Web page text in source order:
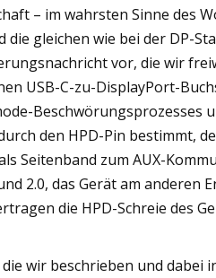
– im wahrsten Sinne des
gleichen wie bei der DP-
vor, die wir
USB-C-zu-DisplayPort-
Beschwörungsprozesses
den HPD-Pin bestimmt,
Seitenband zum AUX-
2.0, das Gerät am anderen
die HPD-Schreie des
wir beschrieben und dabei